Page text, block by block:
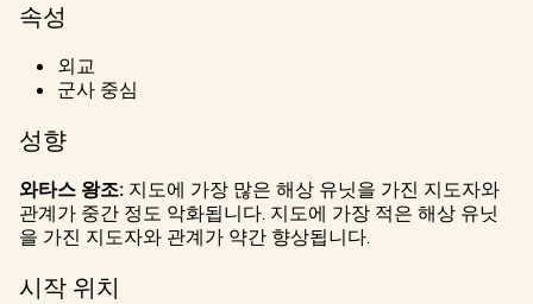
하면
YouTu
개인
정보
보호
정책
동의
속성
외교
군사 중심
성향
와타스 왕조: 지도에 가장 많은 해상 유닛을 가진 지도자와
관계가 중간 정도 악화됩니다. 지도에 가장 적은 해상 유닛
을 가진 지도자와 관계가 약간 향상됩니다.
시작 위치